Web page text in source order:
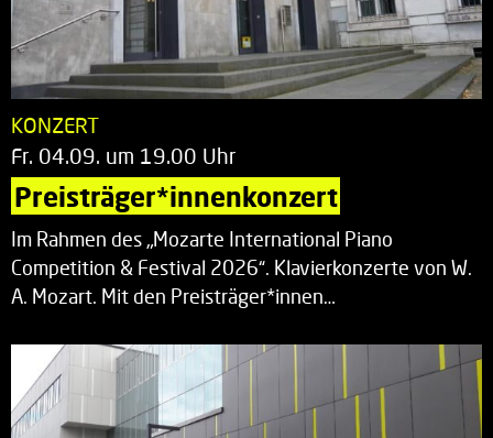
KONZERT
Fr. 04.09. um 19.00 Uhr
Preisträger*innenkonzert
Im Rahmen des „Mozarte International Piano
Competition & Festival 2026“. Klavierkonzerte von W.
A. Mozart. Mit den Preisträger*innen…